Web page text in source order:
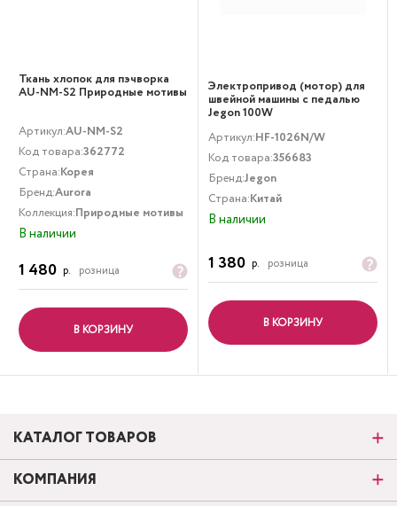
Ткань хлопок для пэчворка
AU-NM-S2 Природные мотивы
Артикул:AU-NM-S2
Код товара:362772
Страна:Корея
Бренд:Aurora
Коллекция:Природные мотивы
В наличии
1 480 р. розница
В КОРЗИНУ
Электропривод (мотор) для
швейной машины с педалью
Jegon 100W
Артикул:HF-1026N/W
Код товара:356683
Бренд:Jegon
Страна:Китай
В наличии
1 380 р. розница
В КОРЗИНУ
КАТАЛОГ ТОВАРОВ
КОМПАНИЯ